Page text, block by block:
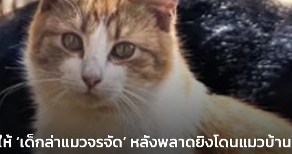
‘เด็กล่าแมวจรจัด’ หลังพลาดยิงโดนแมวบ้าน